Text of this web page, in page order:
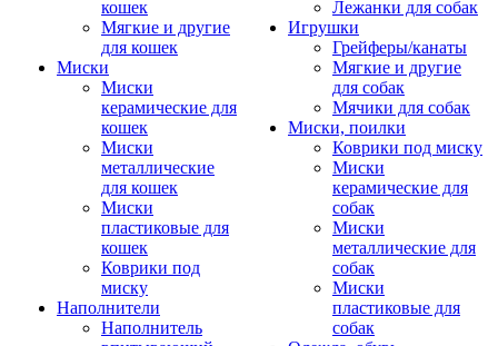
кошек
Мягкие и другие
для кошек
Миски
Миски
керамические для
кошек
Миски
металлические
для кошек
Миски
пластиковые для
кошек
Коврики под
миску
Наполнители
Наполнитель
Лежанки для собак
Игрушки
Грейферы/канаты
Мягкие и другие
для собак
Мячики для собак
Миски, поилки
Коврики под миску
Миски
керамические для
собак
Миски
металлические для
собак
Миски
пластиковые для
собак